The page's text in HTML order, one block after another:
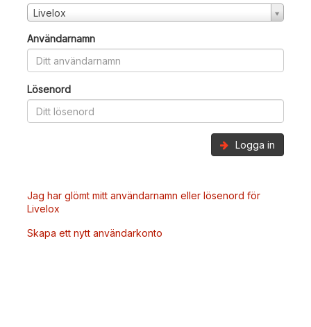
Livelox
Användarnamn
Lösenord
Logga in
Jag har glömt mitt användarnamn eller lösenord för
Livelox
Skapa ett nytt användarkonto